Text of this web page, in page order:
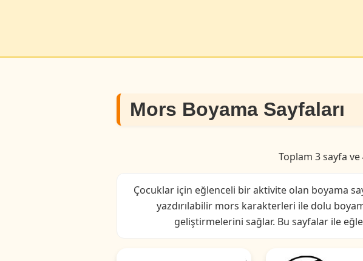
Mors Boyama Sayfaları
Toplam 3 sayfa ve
Çocuklar için eğlenceli bir aktivite olan boyama
yazdırılabilir mors karakterleri ile dolu
geliştirmelerini sağlar. Bu sayfalar ile